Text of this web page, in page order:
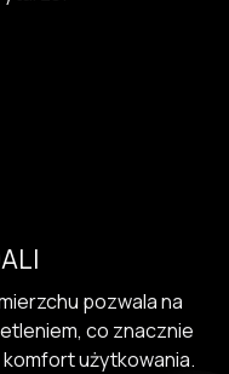
pozwala na
co znacznie
użytkowania.